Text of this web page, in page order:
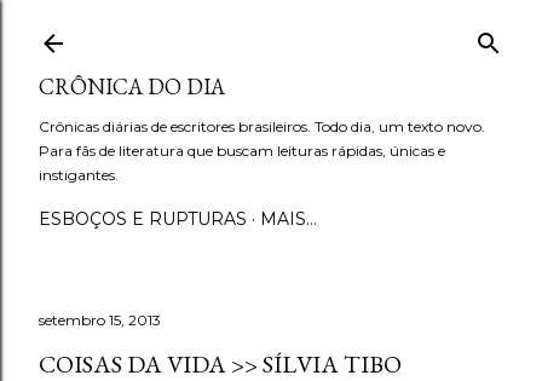
CRÔNICA DO DIA
Crônicas diárias de escritores brasileiros. Todo dia, um texto novo.
Para fãs de literatura que buscam leituras rápidas, únicas e
instigantes.
ESBOÇOS E RUPTURAS MAIS…
setembro 15, 2013
COISAS DA VIDA >> SÍLVIA TIBO